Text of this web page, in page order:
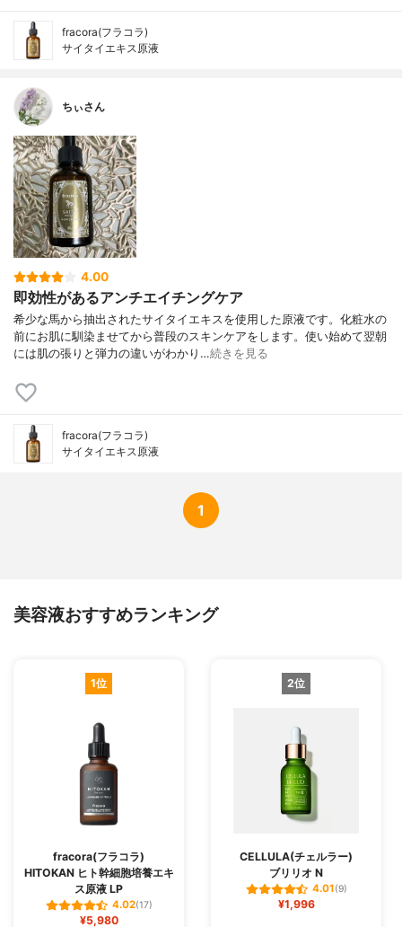
fracora(フラコラ)
サイタイエキス原液
ちぃさん
4.00
即効性があるアンチエイチングケア
希少な馬から抽出されたサイタイエキスを使用した原液です。化粧水の
前にお肌に馴染ませてから普段のスキンケアをします。使い始めて翌朝
には肌の張りと弾力の違いがわかり…続きを見る
fracora(フラコラ)
サイタイエキス原液
1
美容液おすすめランキング
1位
fracora(フラコラ)
HITOKAN ヒト幹細胞培養エキ
ス原液 LP
4.02(17)
¥5,980
2位
CELLULA(チェルラー)
ブリリオ N
4.01(9)
¥1,996